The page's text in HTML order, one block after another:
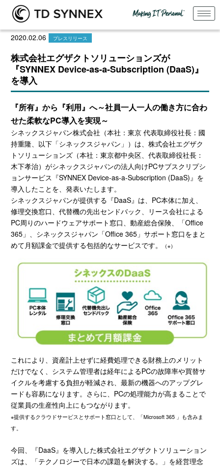
2020.02.06 プレスリリース
株式会社エグザクトソリューションズが
『SYNNEX Device-as-a-Subscription (DaaS)』
を導入
『所有』から『利用』へ～社員一人一人の働き方に合わ
せた柔軟なPC導入を実現～
シネックスジャパン株式会社（本社：東京 代表取締役社長：國
持重隆、以下「シネックスジャパン」）は、株式会社エグザク
トソリューションズ（本社：東京都中央区、代表取締役社長：
木下孝治）がシネックスジャパンの法人向けPCサブスクリプシ
ョンサービス『SYNNEX Device-as-a-Subscription (DaaS)』を
導入したことを、発表いたします。
シネックスジャパンが提供する『DaaS』は、 PC本体に加え、
修理交換窓口、代替機の先出センドバック、リース会社による
PC周りのハードウェアサポート窓口、動産総合保険、「Office
365 」、シネックスジャパン「Office 365 」サポート窓口をまと
めて月額課金で提供する包括的なサービスです。
（※）
これにより、資産計上せずに経費処理できる財務上のメリット
だけでなく、システム管理者は経年によるPCの故障率や買替サ
イクルを考慮する負担が軽減され、最新の機器へのアップグレ
ードも容易になります。さらに、 PCの処理能力が高まることで
従業員の生産性向上にもつながります。
※提供するクラウドサービスとサポート窓口として、「Microsoft 365 」も含みま
す。
今回、『DaaS』を導入した株式会社エグザクトソリューション
ズは、「テクノロジーで日本の課題を解決する。」を経営理念